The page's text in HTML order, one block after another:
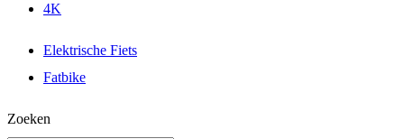
4K
Elektrische Fiets
Fatbike
Zoeken